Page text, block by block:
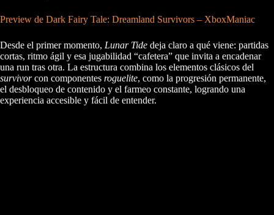
Preview de Dark Fairy Tale: Dreamland Survivors – XboxManiac
Desde el primer momento, Lunar Tide deja claro a qué viene: partidas
cortas, ritmo ágil y esa jugabilidad “cafetera” que invita a encadenar
una run tras otra. La estructura combina los elementos clásicos del
survivorcon componentes roguelite, como la progresión permanente,
el desbloqueo de contenido y el farmeo constante, logrando una
experiencia accesible y fácil de entender.